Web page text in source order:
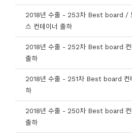
2018년 수출 - 253차 Best board /
스 컨테이너 출하
2018년 수출 - 252차 Best board 컨
출하
2018년 수출 - 251차 Best board 컨
하
2018년 수출 - 250차 Best board 컨
출하